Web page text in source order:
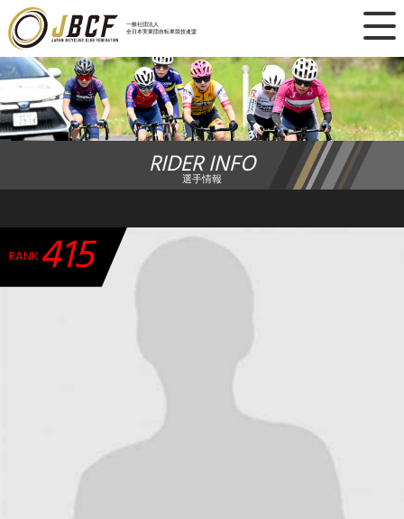
一般社団法人
全日本実業団自転車競技連盟
×
ニュース
レース日程
ランキング
チーム・選手
加盟・登録
エントリー
JBCF ROAD SERIESとは
RIDER INFO
選手情報
RANK415